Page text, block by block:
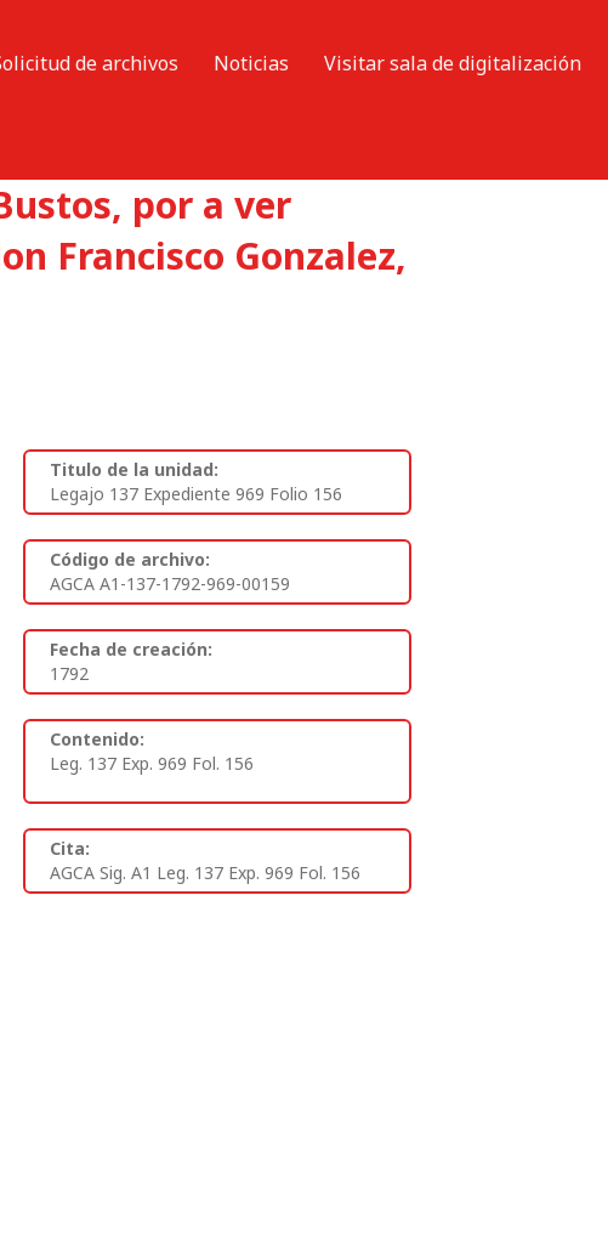
de archivos Noticias
Visitar sala de digitalización
por a ver
Francisco Gonzalez,
Titulo de la unidad:
Legajo 137 Expediente 969 Folio 156
Código de archivo:
AGCA A1-137-1792-969-00159
Fecha de creación:
1792
Contenido:
Leg. 137 Exp. 969 Fol. 156
Cita:
AGCA Sig. A1 Leg. 137 Exp. 969 Fol. 156